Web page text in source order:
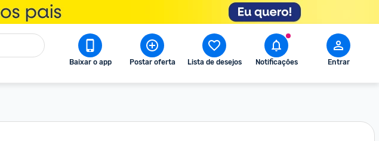
Baixar o app Postar oferta Lista de desejos Notificações Entrar